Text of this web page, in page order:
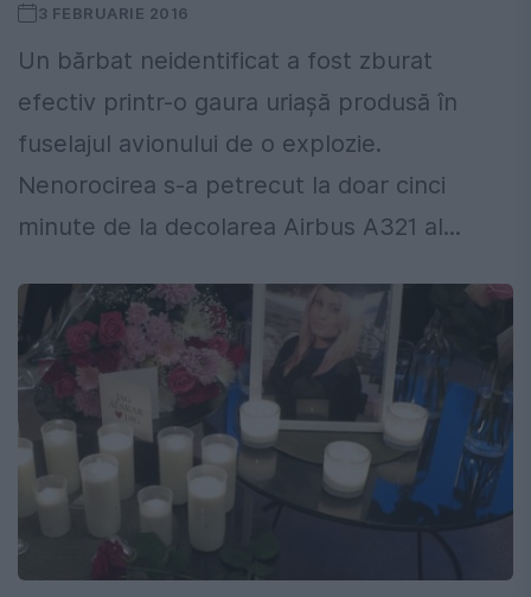
3 FEBRUARIE 2016
Un bărbat neidentificat a fost zburat
efectiv printr-o gaura uriaşă produsă în
fuselajul avionului de o explozie.
Nenorocirea s-a petrecut la doar cinci
minute de la decolarea Airbus A321 al...